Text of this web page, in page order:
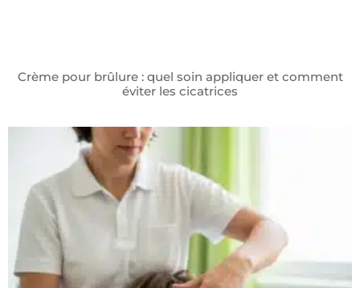
Crème pour brûlure : quel soin appliquer et comment
éviter les cicatrices